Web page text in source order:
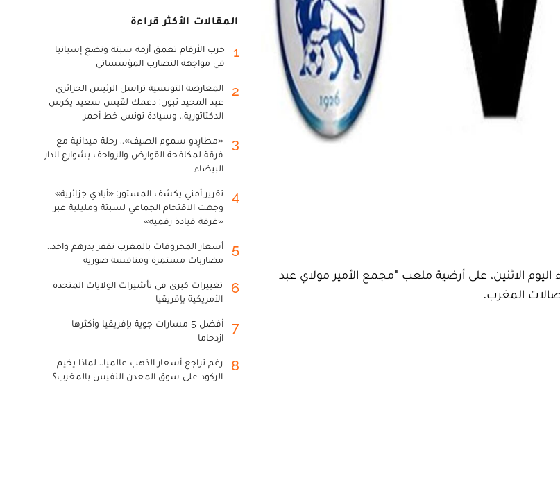
الاثنين، على أرضية ملعب "مجمع الأمير مولاي عبد
المقالات الأكثر قراءة
1
حرب الأرقام تعمق أزمة سبتة وتضع إسبانيا
في مواجهة التضارب المؤسساتي
2
المعارضة التونسية تراسل الرئيس الجزائري
عبد المجيد تبون: دعمك لقيس سعيد يكرس
الدكتاتورية.. وسيادة تونس خط أحمر
3
«مطارِدو سموم الصيف».. رحلة ميدانية مع
فرقة لمكافحة القوارض والزواحف بشوارع الدار
البيضاء
4
تقرير أمني يكشف المستور: «أيادي جزائرية»
وجهت الاقتحام الجماعي لسبتة ومليلية عبر
«غرفة قيادة رقمية»
5
أسعار المحروقات بالمغرب تقفز بدرهم واحد..
مضاربات مستمرة ومنافسة صورية
6
تغييرات كبرى في تأشيرات الولايات المتحدة
الأمريكية بإفريقيا
7
أفضل 5 مسارات جوية بإفريقيا وأكثرها
ازدحاما
8
رغم تراجع أسعار الذهب عالميا.. لماذا يخيم
الركود على سوق المعدن النفيس بالمغرب؟